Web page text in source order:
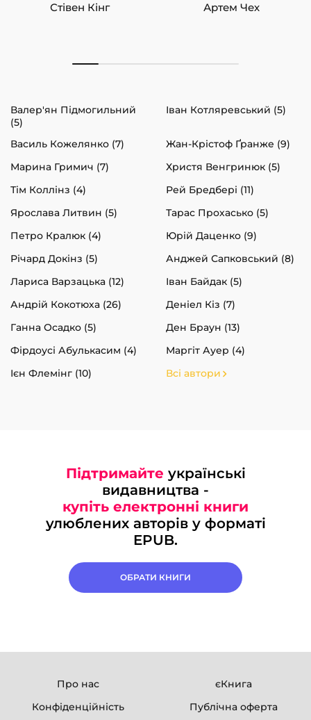
Стівен Кінг Артем Чех
Валер'ян Підмогильний
(5)
Іван Котляревський (5)
Василь Кожелянко (7)
Жан-Крістоф Ґранже (9)
Марина Гримич (7)
Христя Венгринюк (5)
Тім Коллінз (4)
Рей Бредбері (11)
Ярослава Литвин (5)
Тарас Прохасько (5)
Петро Кралюк (4)
Юрій Даценко (9)
Річард Докінз (5)
Анджей Сапковський (8)
Лариса Варзацька (12)
Іван Байдак (5)
Андрій Кокотюха (26)
Деніел Кіз (7)
Ганна Осадко (5)
Ден Браун (13)
Фірдоусі Абулькасим (4)
Маргіт Ауер (4)
Ієн Флемінг (10)
Всі автори
Підтримайте українські
видавництва -
купіть електронні книги
улюблених авторів у форматі
EPUB.
ОБРАТИ КНИГИ
Про нас
єКнига
Конфіденційність
Публічна оферта